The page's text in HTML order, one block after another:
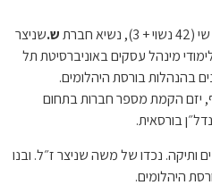
ש.שניצר
מינהל עסקים באוניברסיטת תל
בורסת היהלומים.
הקמת מספר חברות בתחום
בורסאית.
נכדו של משה שניצר ז״ל. ובנו